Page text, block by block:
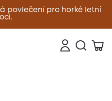
povlečení pro horké letní
Zavřít